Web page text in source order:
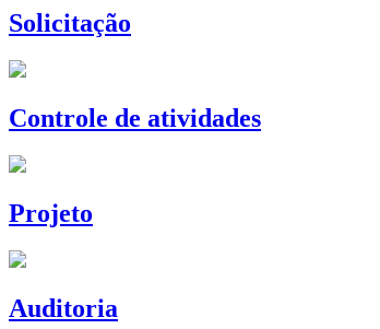
Solicitação
Controle de atividades
Projeto
Auditoria